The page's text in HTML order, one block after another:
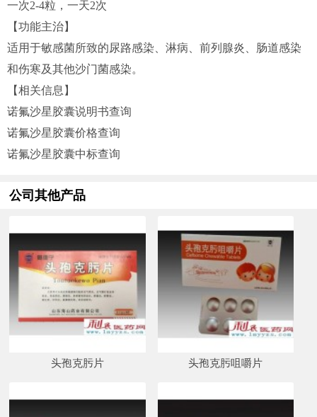
一次2-4粒，一天2次
【功能主治】
适用于敏感菌所致的尿路感染、淋病、前列腺炎、肠道感染
和伤寒及其他沙门菌感染。
【相关信息】
诺氟沙星胶囊说明书查询
诺氟沙星胶囊价格查询
诺氟沙星胶囊中标查询
公司其他产品
头孢克肟片 头孢克肟咀嚼片